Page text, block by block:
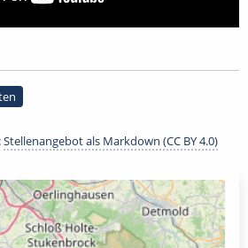
Stellenangebot als Markdown (CC BY 4.0)